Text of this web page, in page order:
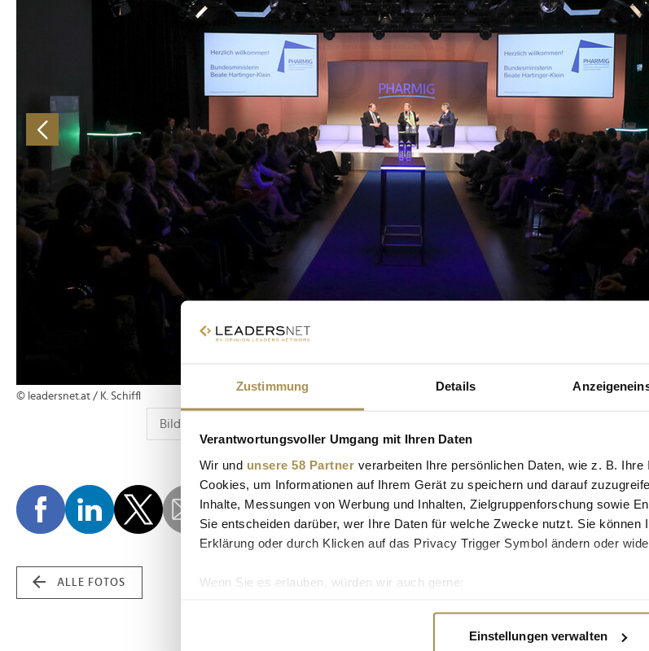
Zustimmung Details
Verantwortungsvoller Umgang mit Ihren Daten
Wir und unsere 58 Partner verarbeiten Ihre persönlichen Daten, wie z. B.
Cookies, um Informationen auf Ihrem Gerät zu speichern und darauf
Inhalte, Messungen von Werbung und Inhalten, Zielgruppenforschung sowie
Sie entscheiden darüber, wer Ihre Daten für welche Zwecke nutzt. Sie können
Erklärung oder durch Klicken auf das Privacy Trigger Symbol ändern oder
Wenn Sie es erlauben, würden wir auch gerne:
Erfahren Sie mehr darüber, wie Ihre persönlichen Daten verarbeitet werden,
Einstellungen verwalten
© leadersnet.at / K. Schiffl
ALLE FOTOS
Advertisement